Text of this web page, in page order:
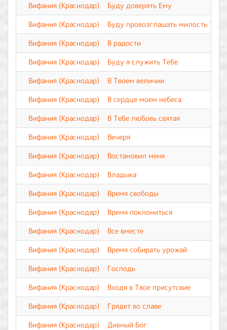
Вифания (Краснодар)
Буду доверять Ему
Вифания (Краснодар)
Буду провозглашать милость Твою
Вифания (Краснодар)
В радости
Вифания (Краснодар)
Буду я служить Тебе
Вифания (Краснодар)
В Твоем величии
Вифания (Краснодар)
В сердце моем небеса
Вифания (Краснодар)
В Тебе любовь святая
Вифания (Краснодар)
Вечеря
Вифания (Краснодар)
Востановил меня
Вифания (Краснодар)
Владыка
Вифания (Краснодар)
Время свободы
Вифания (Краснодар)
Время поклониться
Вифания (Краснодар)
Все вместе
Вифания (Краснодар)
Время собирать урожай
Вифания (Краснодар)
Господь
Вифания (Краснодар)
Входя в Твое присутсвие
Вифания (Краснодар)
Грядет во славе
Вифания (Краснодар)
Дивный Бог